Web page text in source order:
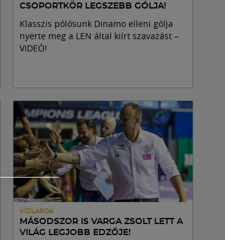
CSOPORTKÖR LEGSZEBB GÓLJA!
Klasszis pólósunk Dinamo elleni gólja
nyerte meg a LEN által kiírt szavazást –
VIDEÓ!
VÍZILABDA
MÁSODSZOR IS VARGA ZSOLT LETT A
VILÁG LEGJOBB EDZŐJE!